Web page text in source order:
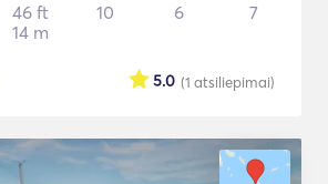
46 ft
14 m
10 6 7
(1 atsiliepimai)
5.0